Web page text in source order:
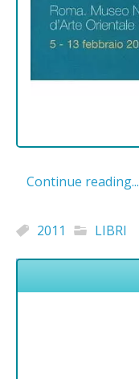
Continue reading...
2011 LIBRI